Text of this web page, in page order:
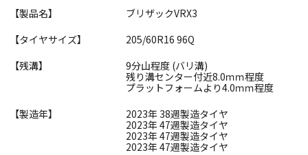
【製品名】
ブリザックVRX3
【タイヤサイズ】
205/60R16 96Q
【残溝】
9分山程度 (バリ溝)
残り溝センター付近8.0ｍｍ程度
プラットフォームより4.0ｍｍ程度
【製造年】
2023年 38週製造タイヤ
2023年 47週製造タイヤ
2023年 47週製造タイヤ
2023年 47週製造タイヤ